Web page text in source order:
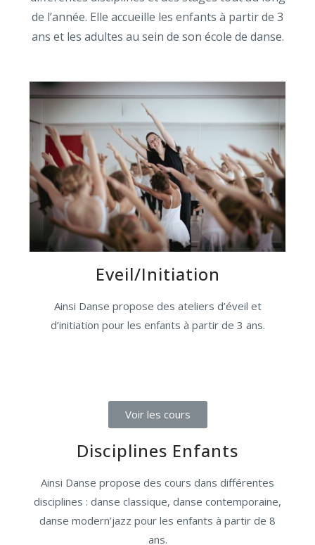
de l’année. Elle accueille les enfants à partir de 3
ans et les adultes au sein de son école de danse.
Eveil/Initiation
Ainsi Danse propose des ateliers d’éveil et
d’initiation pour les enfants à partir de 3 ans.
Voir les cours
Disciplines Enfants
Ainsi Danse propose des cours dans différentes
disciplines : danse classique, danse contemporaine,
danse modern’jazz pour les enfants à partir de 8
ans.